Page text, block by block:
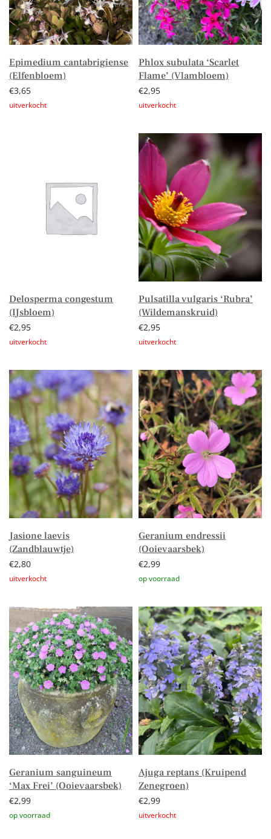
Epimedium cantabrigiense
(Elfenbloem)
€3,65
Phlox subulata ‘Scarlet
Flame’ (Vlambloem)
€2,95
Delosperma congestum
(IJsbloem)
€2,95
Pulsatilla vulgaris ‘Rubra’
(Wildemanskruid)
€2,95
Jasione laevis
(Zandblauwtje)
€2,80
Geranium endressii
(Ooievaarsbek)
€2,99
Geranium sanguineum
‘Max Frei’ (Ooievaarsbek)
€2,99
Ajuga reptans (Kruipend
Zenegroen)
€2,99